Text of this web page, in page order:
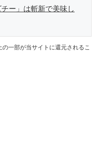
ー」は斬新で美味し
一部が当サイトに還元されるこ